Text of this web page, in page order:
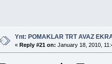
Ynt: POMAKLAR TRT AVAZ
« Reply #21 on: January 18, 2010,